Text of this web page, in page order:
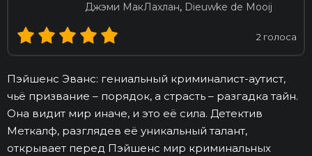
Джэми МакЛахлан, Dieuwke de Mooij
2 голоса
Пэйшенс Эванс: гениальный криминалист-аутист,
чьё призвание – порядок, а страсть – разгадка тайн.
Она видит мир иначе, и это её сила. Детектив
Меткалф, разглядев её уникальный талант,
открывает перед Пэйшенс мир криминальных